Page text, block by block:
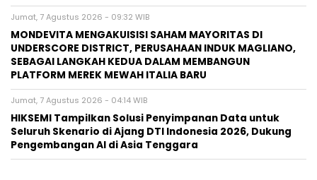
Jumat, 7 Agustus 2026 - 09:32 WIB
MONDEVITA MENGAKUISISI SAHAM MAYORITAS DI
UNDERSCORE DISTRICT, PERUSAHAAN INDUK MAGLIANO,
SEBAGAI LANGKAH KEDUA DALAM MEMBANGUN
PLATFORM MEREK MEWAH ITALIA BARU
Jumat, 7 Agustus 2026 - 04:14 WIB
HIKSEMI Tampilkan Solusi Penyimpanan Data untuk
Seluruh Skenario di Ajang DTI Indonesia 2026, Dukung
Pengembangan AI di Asia Tenggara